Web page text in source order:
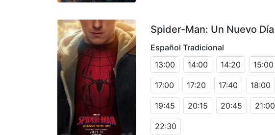
Spider-Man: Un Nuevo Día
Español Tradicional
13:00
14:00 14:20 15:00
17:00 17:20 17:40 18:00
19:45 20:15 20:45 21:00
22:30